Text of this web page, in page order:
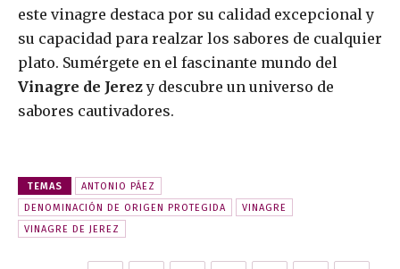
este vinagre destaca por su calidad excepcional y
su capacidad para realzar los sabores de cualquier
plato. Sumérgete en el fascinante mundo del
Vinagre de Jerezy descubre un universo de
sabores cautivadores.
TEMAS
ANTONIO PÁEZ
DENOMINACIÓN DE ORIGEN PROTEGIDA
VINAGRE
VINAGRE DE JEREZ